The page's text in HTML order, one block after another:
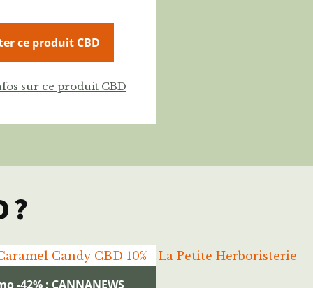
ce produit CBD
sur ce produit CBD
?
-42% : CANNANEWS